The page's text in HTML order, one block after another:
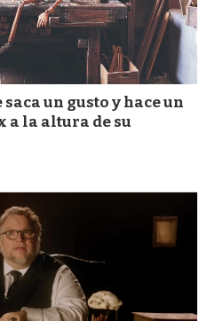
un gusto y hace un
a la altura de su